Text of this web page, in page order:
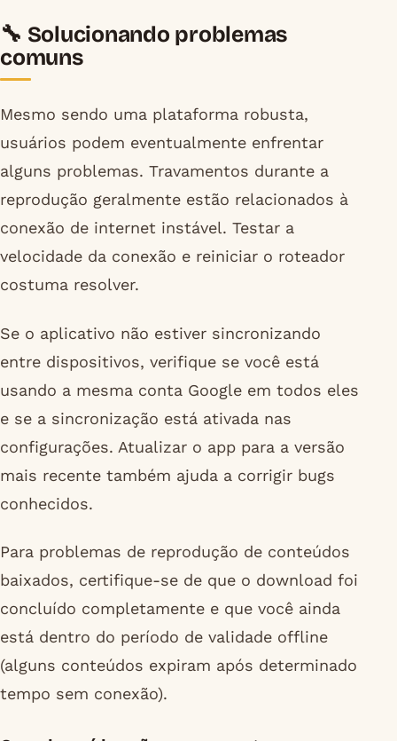
🔧 Solucionando problemas
comuns
Mesmo sendo uma plataforma robusta,
usuários podem eventualmente enfrentar
alguns problemas. Travamentos durante a
reprodução geralmente estão relacionados à
conexão de internet instável. Testar a
velocidade da conexão e reiniciar o roteador
costuma resolver.
Se o aplicativo não estiver sincronizando
entre dispositivos, verifique se você está
usando a mesma conta Google em todos eles
e se a sincronização está ativada nas
configurações. Atualizar o app para a versão
mais recente também ajuda a corrigir bugs
conhecidos.
Para problemas de reprodução de conteúdos
baixados, certifique-se de que o download foi
concluído completamente e que você ainda
está dentro do período de validade offline
(alguns conteúdos expiram após determinado
tempo sem conexão).